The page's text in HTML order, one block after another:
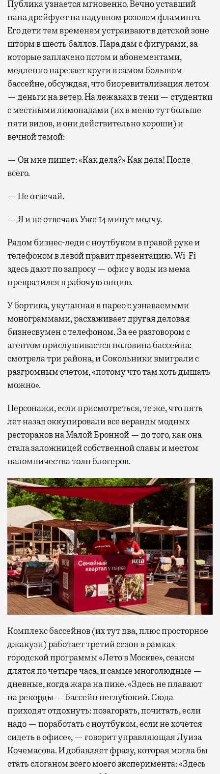
Публика узнается мгновенно. Вечно уставший
папа дрейфует на надувном розовом фламинго.
Его дети тем временем устраивают в детской зоне
шторм в шесть баллов. Пара дам с фигурами, за
которые заплачено потом и абонементами,
медленно нарезает круги в самом большом
бассейне, обсуждая, что биоревитализация летом
— деньги на ветер. На лежаках в тени — студентки
с местными лимонадами (их в меню тут больше
пяти видов, и они действительно хороши) и
вечной темой:
— Он мне пишет: «Как дела?» Как дела! После
всего.
— Не отвечай.
— Я и не отвечаю. Уже 14 минут молчу.
Рядом бизнес-леди с ноутбуком в правой руке и
телефоном в левой правит презентацию. Wi-Fi
здесь дают по запросу — офис у воды из мема
превратился в рабочую опцию.
У бортика, укутанная в парео с узнаваемыми
монограммами, расхаживает другая деловая
бизнесвумен с телефоном. За ее разговором с
агентом прислушивается половина бассейна:
смотрела три района, и Сокольники выиграли с
разгромным счетом, «потому что там хоть дышать
можно».
Персонажи, если присмотреться, те же, что пять
лет назад оккупировали все веранды модных
ресторанов на Малой Бронной — до того, как она
стала заложницей собственной славы и местом
паломничества толп блогеров.
Комплекс бассейнов (их тут два, плюс просторное
джакузи) работает третий сезон в рамках
городской программы «Лето в Москве», сеансы
длятся по четыре часа, и самые многолюдные —
дневные, когда жара на пике. «Здесь не плавают
на рекорды — бассейн неглубокий. Сюда
приходят отдохнуть: позагорать, почитать, если
надо — поработать с ноутбуком, если не хочется
сидеть в офисе», — говорит управляющая Луиза
Кочемасова. И добавляет фразу, которая могла бы
стать слоганом всего моего эксперимента: «Здесь